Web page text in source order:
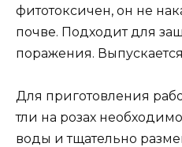
фитотоксичен, он не
почве. Подходит для
поражения.
Для приготовления
тли на розах
воды и тщательно